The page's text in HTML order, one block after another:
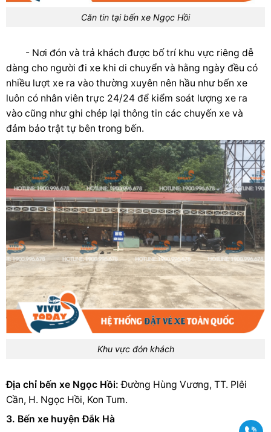
Căn tin tại bến xe Ngọc Hồi
- Nơi đón và trả khách được bố trí khu vực riêng dễ
dàng cho người đi xe khi di chuyển và hằng ngày đều có
nhiều lượt xe ra vào thường xuyên nên hầu như bến xe
luôn có nhân viên trực 24/24 để kiểm soát lượng xe ra
vào cũng như ghi chép lại thông tin các chuyến xe và
đảm bảo trật tự bên trong bến.
Khu vực đón khách
Địa chỉ bến xe Ngọc Hồi: Đường Hùng Vương, TT. Plêi
Cần, H. Ngọc Hồi, Kon Tum.
3. Bến xe huyện Đắk Hà